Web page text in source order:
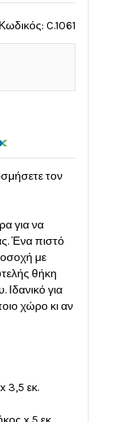
Κωδικός: C.1061
τον
για να
Ένα πιστό
με
θήκη
για
χώρο κι αν
3,5 εκ.